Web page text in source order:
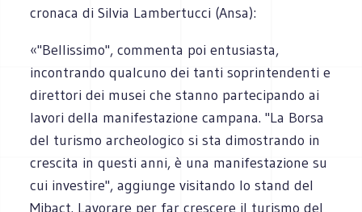
cronaca di Silvia Lambertucci (Ansa):
«"Bellissimo", commenta poi entusiasta,
incontrando qualcuno dei tanti soprintendenti e
direttori dei musei che stanno partecipando ai
lavori della manifestazione campana. "La Borsa
del turismo archeologico si sta dimostrando in
crescita in questi anni, è una manifestazione su
cui investire", aggiunge visitando lo stand del
Mibact. Lavorare per far crescere il turismo del